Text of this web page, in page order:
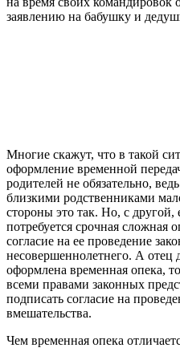
заявлению на бабушку и
Многие скажут, что в такой
оформление временной
родителей не обязательно,
близкими родственниками
стороны это так. Но, с другой,
потребуется срочная сложная
согласие на ее проведение
несовершеннолетнего. А отец
оформлена временная опека,
всеми правами законных
подписать согласие на
вмешательства.
Чем временная опека